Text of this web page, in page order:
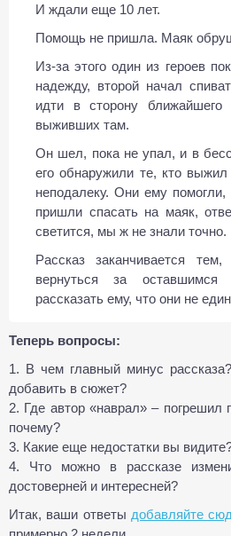
И ждали еще 10 лет.
Помощь не пришла. Маяк
Из-за этого один из героев
надежду, второй начал
идти в сторону ближайшего
выживших там.
Он шел, пока не упал, и в
его обнаружили те, кто
неподалеку. Они ему
пришли спасать на маяк,
светится, мы ж не знали точно.
Рассказ заканчивается
вернуться за
рассказать ему, что они не
Теперь вопросы:
1. В чем главный минус
добавить в сюжет?
2. Где автор «наврал» – погрешил
почему?
3. Какие еще недостатки вы
4. Что можно в рассказе
достоверней и интересней?
Итак, ваши ответы добавляйте